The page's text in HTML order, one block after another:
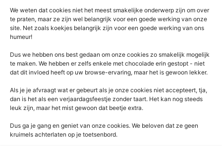
We weten dat cookies niet het meest smakelijke onderwerp zijn om over
te praten, maar ze zijn wel belangrijk voor een goede werking van onze
site. Net zoals koekjes belangrijk zijn voor een goede werking van ons
humeur!
Dus we hebben ons best gedaan om onze cookies zo smakelijk mogelijk
te maken. We hebben er zelfs enkele met chocolade erin gestopt - niet
dat dit invloed heeft op uw browse-ervaring, maar het is gewoon lekker.
Als je je afvraagt ​​wat er gebeurt als je onze cookies niet accepteert, tja,
dan is het als een verjaardagsfeestje zonder taart. Het kan nog steeds
leuk zijn, maar het mist gewoon dat beetje extra.
Dus ga je gang en geniet van onze cookies. We beloven dat ze geen
kruimels achterlaten op je toetsenbord.
Privacybeleid
Retourrecht
Winkelwagen
Contacteer Ons
Rentek BV – Protekt
Nieuwpoortlaan 21 / 1
3600 Genk
Limburg – België